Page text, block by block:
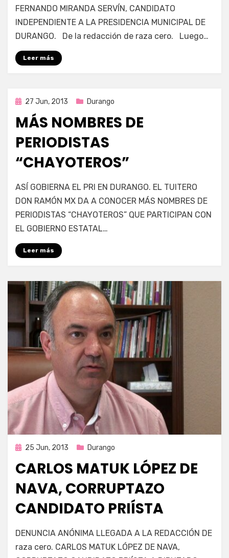
DE
DURANGUENSES
VOTARÁN
FERNANDO MIRANDA SERVÍN, CANDIDATO
INDEPENDIENTE A LA PRESIDENCIA MUNICIPAL DE
DURANGO. De la redacción de raza cero. Luego…
Leer más
Publicada
27 Jun, 2013 Durango
MÁS NOMBRES DE
PERIODISTAS
“CHAYOTEROS”
porEnrique
567 comentarios en
nombres
de
periodistas
ASÍ GOBIERNA EL PRI EN DURANGO. EL TUITERO
DON RAMÓN MX DA A CONOCER MÁS NOMBRES DE
PERIODISTAS “CHAYOTEROS” QUE PARTICIPAN CON
EL GOBIERNO ESTATAL…
Leer más
Publicada
25 Jun, 2013 Durango
CARLOS MATUK LÓPEZ DE
NAVA, CORRUPTAZO
CANDIDATO PRIÍSTA
porEnrique
555 comentariosen
MATUK
DENUNCIA ANÓNIMA LLEGADA A LA REDACCIÓN DE
raza cero. CARLOS MATUK LÓPEZ DE NAVA,